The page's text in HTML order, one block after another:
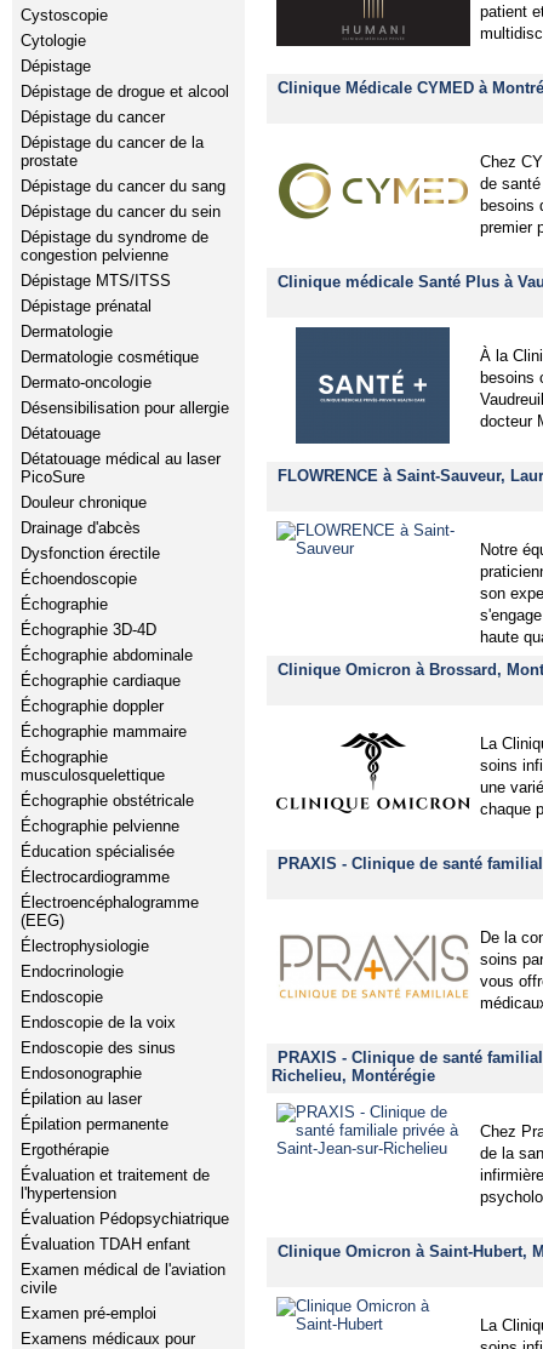
Cystoscopie
Cytologie
Dépistage
Dépistage de drogue et alcool
Dépistage du cancer
Dépistage du cancer de la
prostate
Dépistage du cancer du sang
Dépistage du cancer du sein
Dépistage du syndrome de
congestion pelvienne
Dépistage MTS/ITSS
Dépistage prénatal
Dermatologie
Dermatologie cosmétique
Dermato-oncologie
Désensibilisation pour allergie
Détatouage
Détatouage médical au laser
PicoSure
Douleur chronique
Drainage d'abcès
Dysfonction érectile
Échoendoscopie
Échographie
Échographie 3D-4D
Échographie abdominale
Échographie cardiaque
Échographie doppler
Échographie mammaire
Échographie
musculosquelettique
Échographie obstétricale
Échographie pelvienne
Éducation spécialisée
Électrocardiogramme
Électroencéphalogramme
(EEG)
Électrophysiologie
Endocrinologie
Endoscopie
Endoscopie de la voix
Endoscopie des sinus
Endosonographie
Épilation au laser
Épilation permanente
Ergothérapie
Évaluation et traitement de
l'hypertension
Évaluation Pédopsychiatrique
Évaluation TDAH enfant
Examen médical de l'aviation
civile
Examen pré-emploi
Examens médicaux pour
patient
Clinique Médicale CYMED à
Chez
de
besoins
premier
Clinique médicale Santé Plus à
À la
besoins
docteur
FLOWRENCE à Saint-Sauveur,
Notre
son
haute
Clinique Omicron à Brossard,
La
soins
une
chaque
PRAXIS - Clinique de santé
De la
soins
vous
PRAXIS - Clinique de santé
Richelieu, Montérégie
Chez
de la
Clinique Omicron à Saint-Hubert,
La